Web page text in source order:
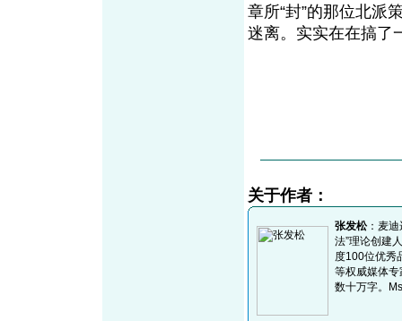
章所“封”的那位北派
迷离。实实在在搞了
关于作者：
张发松：麦迪
法”理论创建
度100位优秀
等权威媒体
数十万字。